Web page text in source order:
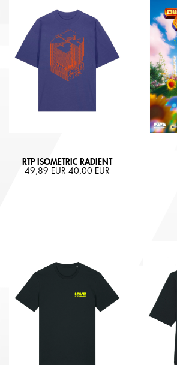
RTP ISOMETRIC RADIENT
49,89 EUR 40,00 EUR